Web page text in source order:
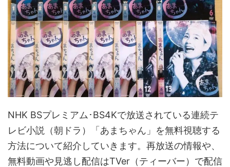
NHK BSプレミアム･BS4Kで放送されている連続テ
レビ小説（朝ドラ）「あまちゃん」を無料視聴する
方法について紹介していきます。再放送の情報や、
無料動画や見逃し配信はTVer（ティーバー）で配信